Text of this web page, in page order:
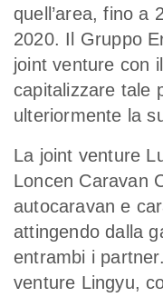
quell’area, fino a
2020. Il Gruppo
joint venture con
capitalizzare tale
ulteriormente la
La joint venture
Loncen Caravan
autocaravan e
attingendo dalla
entrambi i
venture Lingyu,